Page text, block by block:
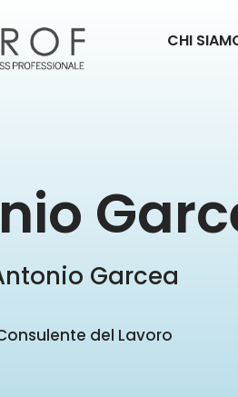
CHI
Garcea
del Lavoro